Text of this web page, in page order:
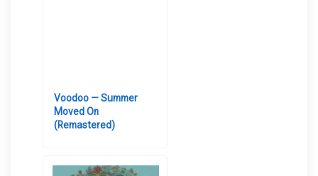
Voodoo — Summer
Moved On
(Remastered)